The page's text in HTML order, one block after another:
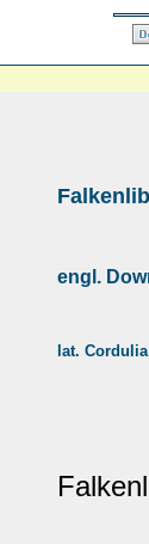
engl.
lat.